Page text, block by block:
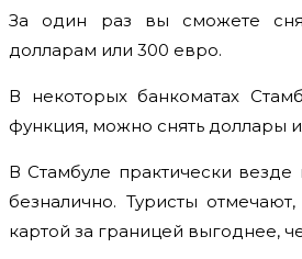
За один раз вы сможете
долларам или 300 евро.
В некоторых банкоматах
функция, можно снять доллары
В Стамбуле практически везде
безналично. Туристы отмечают,
картой за границей выгоднее,